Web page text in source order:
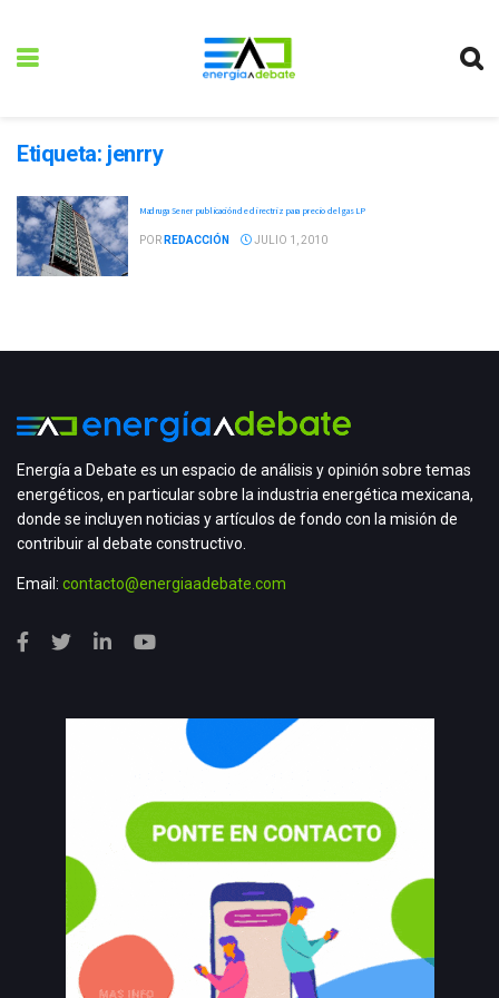
Etiqueta: jenrry
Madruga Sener publicación de directriz para precio del gas LP
POR REDACCIÓN JULIO 1, 2010
Energía a Debate es un espacio de análisis y opinión sobre temas
energéticos, en particular sobre la industria energética mexicana,
donde se incluyen noticias y artículos de fondo con la misión de
contribuir al debate constructivo.
Email: contacto@energiaadebate.com